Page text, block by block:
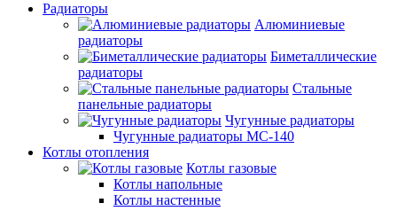
Радиаторы
Алюминиевые
радиаторы
Биметаллические
радиаторы
Стальные
панельные радиаторы
Чугунные радиаторы
Чугунные радиаторы МС-140
Котлы отопления
Котлы газовые
Котлы напольные
Котлы настенные